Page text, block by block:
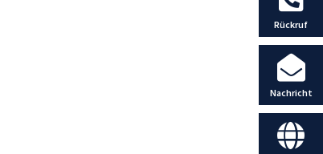
Rückruf
Nachricht